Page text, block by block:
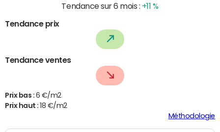
Tendance sur 6 mois : +11 %
Tendance prix
Tendance ventes
Prix bas : 6 €/m2
Prix haut : 18 €/m2
Méthodologie